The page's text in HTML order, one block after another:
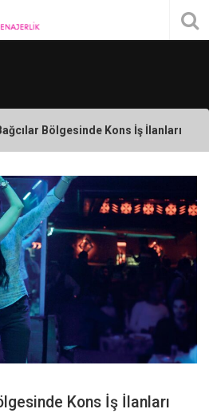
Bölgesinde Kons İş İlanları
Kons İş İlanları